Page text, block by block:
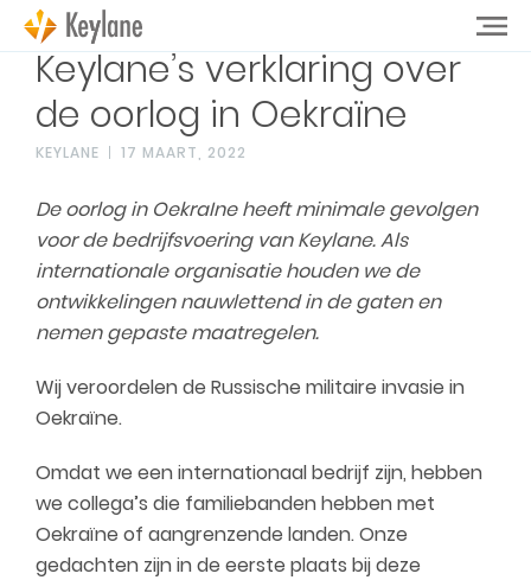
Keylane’s verklaring over
de oorlog in Oekraïne
KEYLANE 17 MAART, 2022
De oorlog in OekraIne heeft minimale gevolgen
voor de bedrijfsvoering van Keylane. Als
internationale organisatie houden we de
ontwikkelingen nauwlettend in de gaten en
nemen gepaste maatregelen.
Wij veroordelen de Russische militaire invasie in
Oekraïne.
Omdat we een internationaal bedrijf zijn, hebben
we collega’s die familiebanden hebben met
Oekraïne of aangrenzende landen. Onze
gedachten zijn in de eerste plaats bij deze